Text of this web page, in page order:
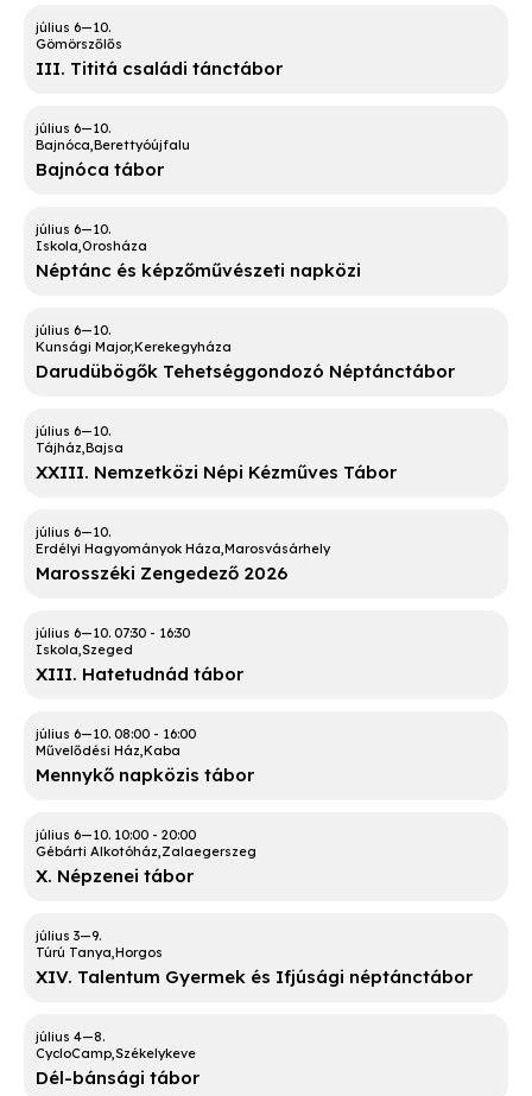
Gömörszőlős
III. Tititá családi tánctábor
Bajnóca Berettyóújfalu
Bajnóca tábor
Iskola Orosháza
Néptánc és képzőművészeti napközi
Kunsági Major Kerekegyháza
Darudübögők Tehetséggondozó Néptánctábor
Tájház Bajsa
XXIII. Nemzetközi Népi Kézműves Tábor
Erdélyi Hagyományok Háza Marosvásárhely
Marosszéki Zengedező 2026
07:30 - 16:30
Iskola Szeged
XIII. Hatetudnád tábor
08:00 - 16:00
Művelődési Ház Kaba
Mennykő napközis tábor
10:00 - 20:00
Gébárti Alkotóház Zalaegerszeg
X. Népzenei tábor
Túrú Tanya Horgos
XIV. Talentum Gyermek és Ifjúsági néptánctábor
CycloCamp Székelykeve
Dél-bánsági tábor